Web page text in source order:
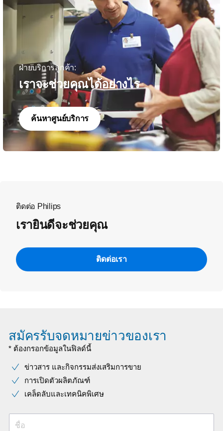
ฝ่ายบริการลูกค้า:
เราจะช่วยคุณได้อย่างไร
ค้นหาศูนย์บริการ
ติดต่อ Philips
เรายินดีจะช่วยคุณ
ติดต่อเรา
สมัครรับจดหมายข่าวของเรา
* ต้องกรอกข้อมูลในฟิลด์นี้
ข่าวสาร และกิจกรรมส่งเสริมการขาย
การเปิดตัวผลิตภัณฑ์
เคล็ดลับและเทคนิคพิเศษ
ชื่อ